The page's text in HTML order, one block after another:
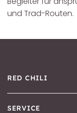
und Trad-Routen.
RED CHILI
SERVICE